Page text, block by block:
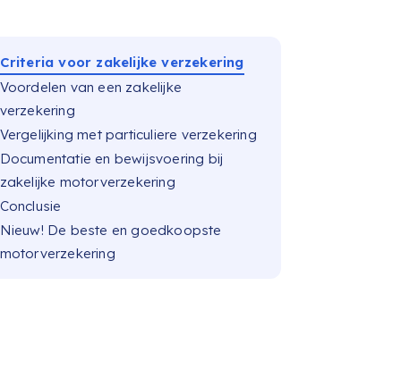
Criteria voor zakelijke verzekering
Voordelen van een zakelijke
verzekering
Vergelijking met particuliere verzekering
Documentatie en bewijsvoering bij
zakelijke motorverzekering
Conclusie
Nieuw! De beste en goedkoopste
motorverzekering